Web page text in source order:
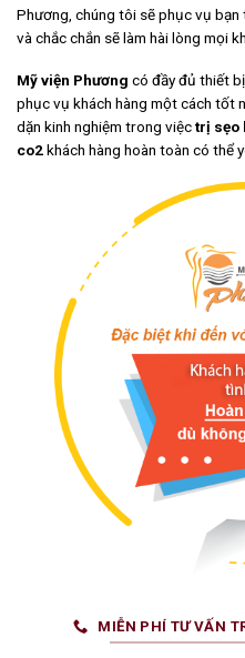
Phương, chúng tôi sẽ phục vụ
và chắc chắn sẽ làm hài lòng mọi
Mỹ viện Phương có đầy đủ thiết
phục vụ khách hàng một cách tốt
dặn kinh nghiệm trong việctrị sẹo
co2khách hàng hoàn toàn có thể
MIỄN PHÍ TƯ VẤN